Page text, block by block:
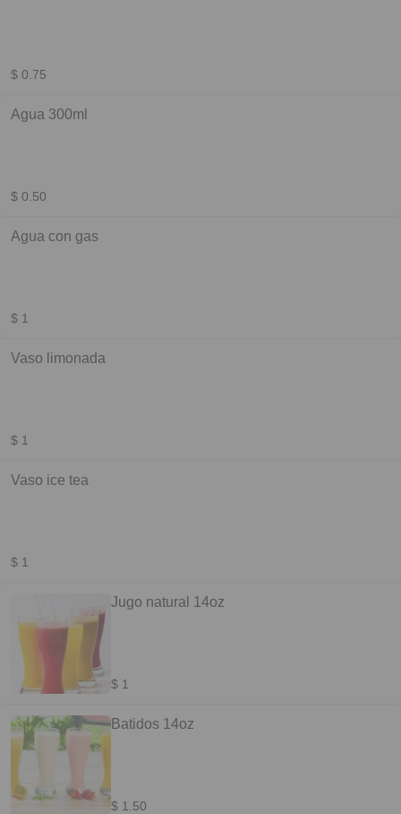
$ 0.75
Agua 300ml
$ 0.50
Agua con gas
$ 1
Vaso limonada
$ 1
Vaso ice tea
$ 1
Jugo natural 14oz
$ 1
Batidos 14oz
$ 1.50